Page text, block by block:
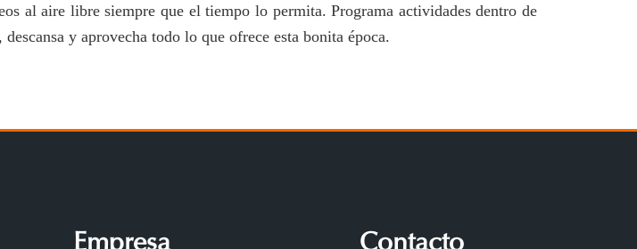
al aire libre siempre que el tiempo lo permita. Programa actividades dentro de
y aprovecha todo lo que ofrece esta bonita época.